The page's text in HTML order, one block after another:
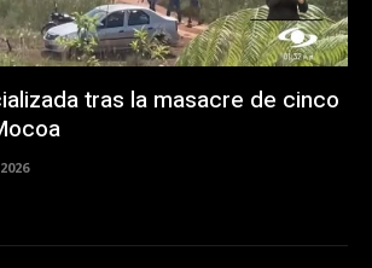
tras la masacre de cinco